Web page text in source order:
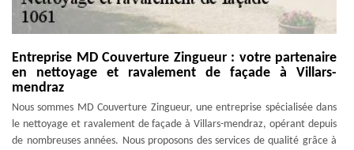
Entreprise MD Couverture Zingueur : votre partenaire
en nettoyage et ravalement de façade à Villars-
mendraz
Nous sommes MD Couverture Zingueur, une entreprise spécialisée dans
le nettoyage et ravalement de façade à Villars-mendraz, opérant depuis
de nombreuses années. Nous proposons des services de qualité grâce à